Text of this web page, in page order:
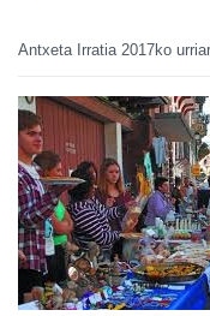
Antxeta Irratia 2017ko